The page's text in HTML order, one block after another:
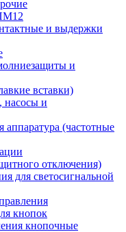
и выдержки
и
вставки)
насосы и
(частотные
отключения)
для светосигнальной
кнопок
кнопочные